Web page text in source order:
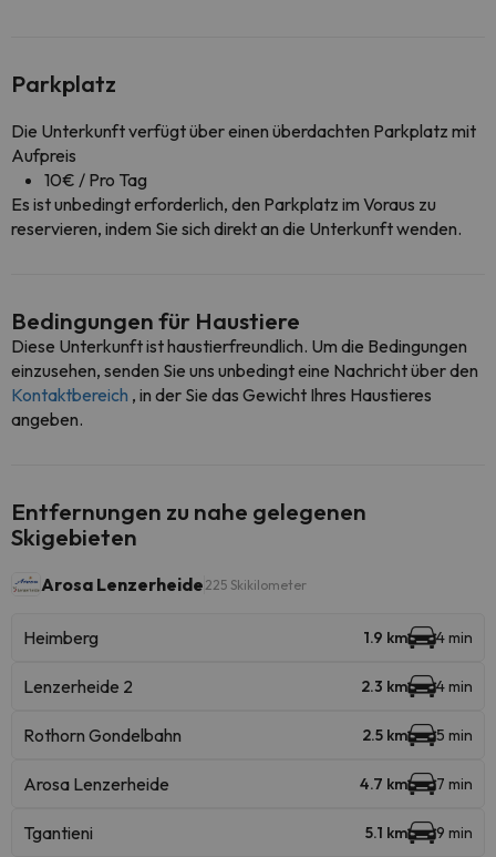
Parkplatz
Die Unterkunft verfügt über einen überdachten Parkplatz mit
Aufpreis
10€ / Pro Tag
Es ist unbedingt erforderlich, den Parkplatz im Voraus zu
reservieren, indem Sie sich direkt an die Unterkunft wenden.
Bedingungen für Haustiere
Diese Unterkunft ist haustierfreundlich. Um die Bedingungen
einzusehen, senden Sie uns unbedingt eine Nachricht über den
Kontaktbereich , in der Sie das Gewicht Ihres Haustieres
angeben.
Entfernungen zu nahe gelegenen
Skigebieten
Arosa Lenzerheide 225 Skikilometer
Heimberg 1.9 km 4 min
Lenzerheide 2 2.3 km 4 min
Rothorn Gondelbahn 2.5 km 5 min
Arosa Lenzerheide 4.7 km 7 min
Tgantieni 5.1 km 9 min